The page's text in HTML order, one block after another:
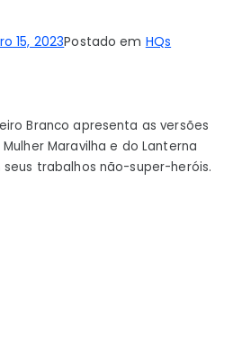
15, 2023Postado em HQs
Branco apresenta as versões
Maravilha e do Lanterna
trabalhos não-super-heróis.